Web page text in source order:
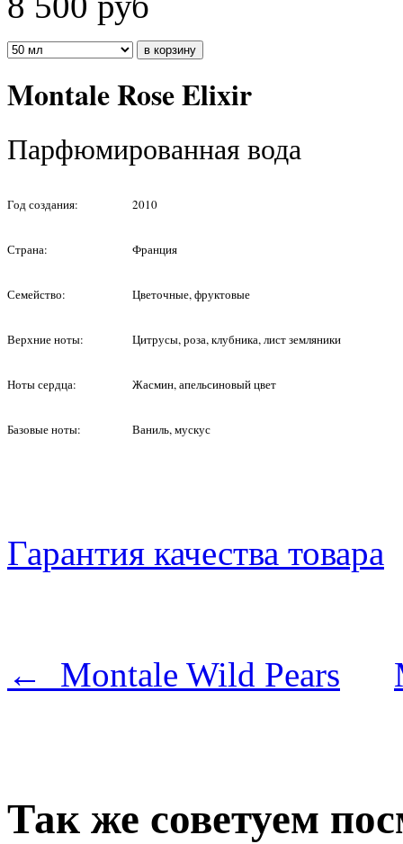
Montale Rose Elixir
Парфюмированная вода
Год создания: 2010
Страна: Франция
Семейство: Цветочные, фруктовые
Верхние ноты: Цитрусы, роза, клубника, лист земляники
Ноты сердца: Жасмин, апельсиновый цвет
Базовые ноты: Ваниль, мускус
Гарантия качества товара
← Montale Wild Pears
Так же советуем